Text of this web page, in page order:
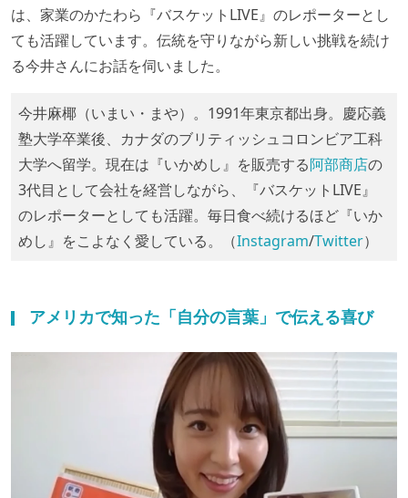
は、家業のかたわら『バスケットLIVE』のレポーターとし
ても活躍しています。伝統を守りながら新しい挑戦を続け
る今井さんにお話を伺いました。
今井麻椰（いまい・まや）。1991年東京都出身。慶応義
塾大学卒業後、カナダのブリティッシュコロンビア工科
大学へ留学。現在は『いかめし』を販売する阿部商店の
3代目として会社を経営しながら、『バスケットLIVE』
のレポーターとしても活躍。毎日食べ続けるほど『いか
めし』をこよなく愛している。（Instagram/Twitter）
アメリカで知った「自分の言葉」で伝える喜び